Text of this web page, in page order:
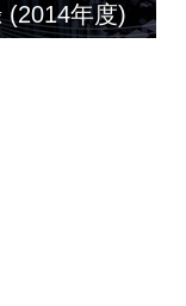
(2014年度)